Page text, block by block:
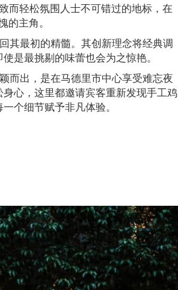
而轻松氛围人士不可错过的地标，在
的主角。
其最初的精髓。其创新理念将经典调
是最挑剔的味蕾也会为之惊艳。
而出，是在马德里市中心享受难忘夜
心，这里都邀请宾客重新发现手工鸡
个细节赋予非凡体验。